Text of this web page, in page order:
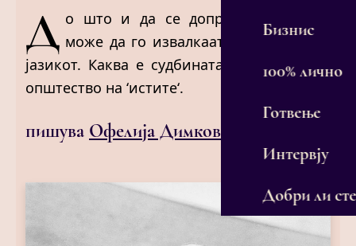
Бизнис
100% лично
Готвење
Интервју
Добри ли
Д о што и да се допрат моќниците,
може да го извалкаат. Прва жртва е
јазикот. Каква е судбината на јазикот во
општество на ‘истите‘.
пишува Офелија Димковска